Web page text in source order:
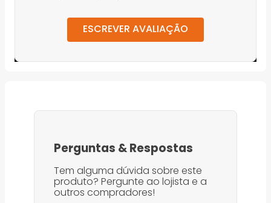
ESCREVER AVALIAÇÃO
Perguntas &Respostas
Tem alguma dúvida sobre este
produto? Pergunte ao lojista e a
outros compradores!